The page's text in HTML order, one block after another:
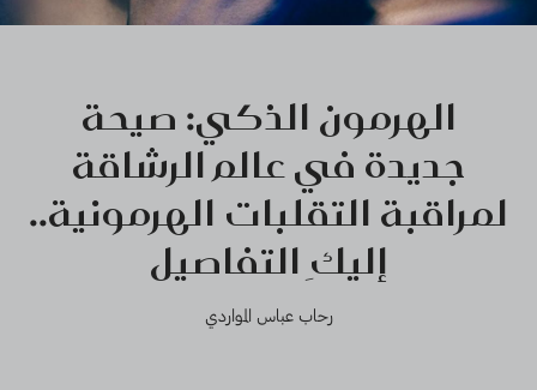
الهرمون الذكي: صيحة
جديدة في عالم الرشاقة
لمراقبة التقلبات الهرمونية..
إليكِ التفاصيل
رحاب عباس المواردي